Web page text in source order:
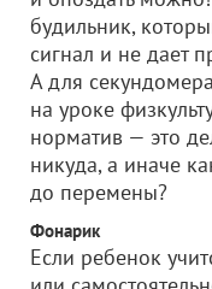
будильник,
сигнал и не дает
А для
на уроке
норматив — это
никуда, а иначе
до перемены?
Фонарик
Если ребенок